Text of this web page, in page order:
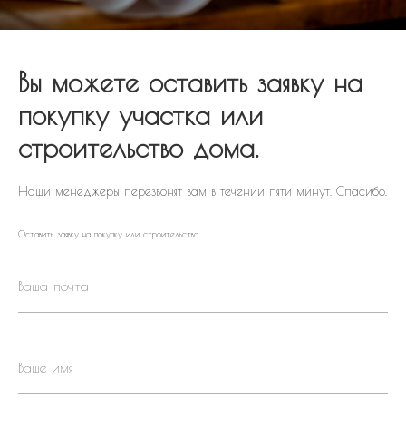
Вы можете оставить заявку на
покупку участка или
строительство дома.
Наши менеджеры перезвонят вам в течении пяти минут. Спасибо.
Оставить заявку на покупку или строительство